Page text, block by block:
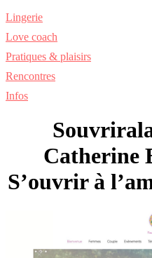
Lingerie
Love coach
Pratiques & plaisirs
Rencontres
Infos
Catherine
S’ouvrir à